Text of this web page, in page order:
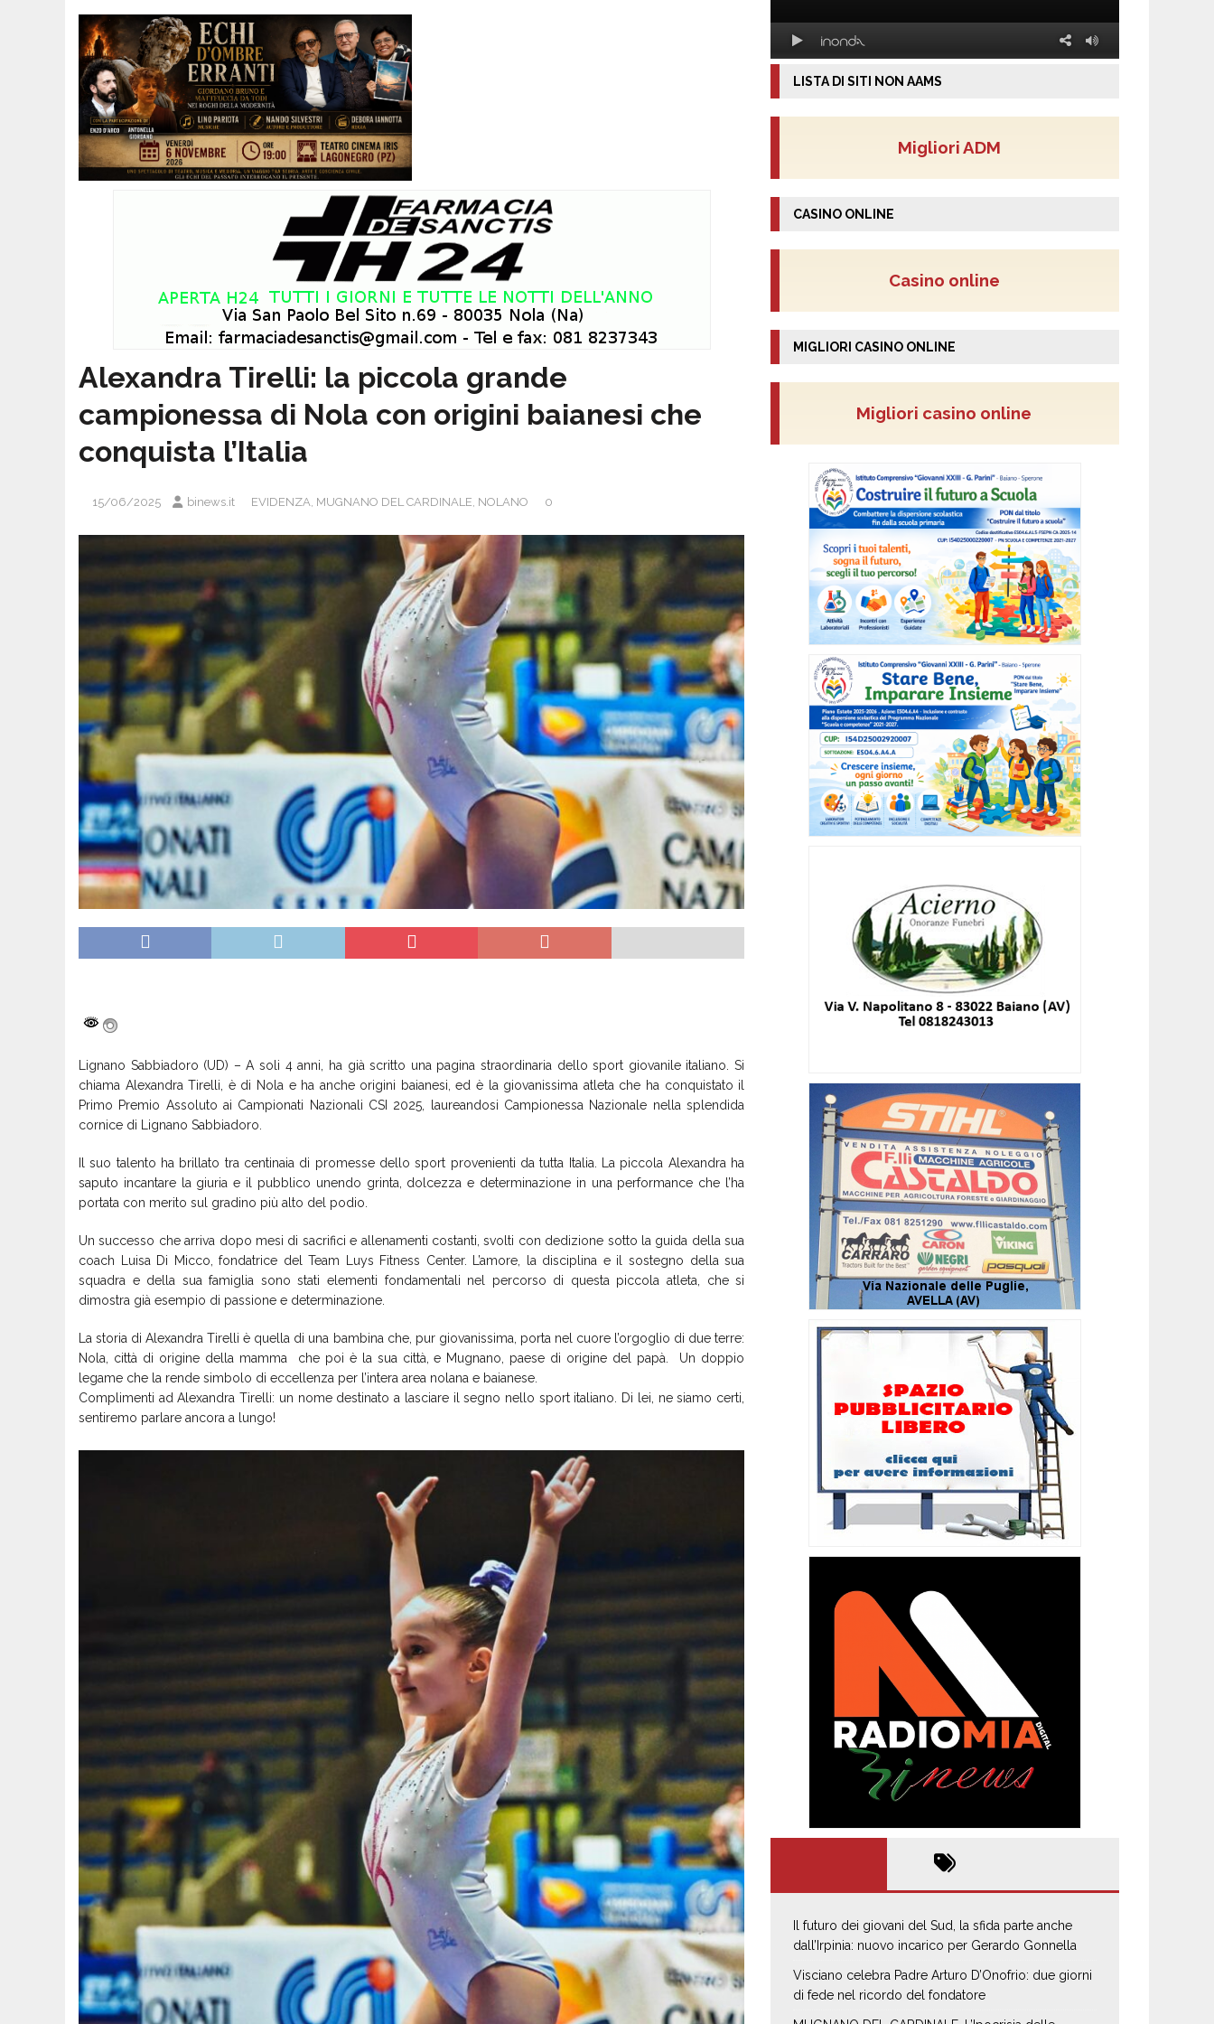
Alexandra Tirelli: la piccola grande
campionessa di Nola con origini baianesi che
conquista l’Italia
15/06/2025 binews.it EVIDENZA, MUGNANO DEL CARDINALE, NOLANO 0
Lignano Sabbiadoro (UD) – A soli 4 anni, ha già scritto una pagina straordinaria dello sport giovanile italiano. Si
chiama Alexandra Tirelli, è di Nola e ha anche origini baianesi, ed è la giovanissima atleta che ha conquistato il
Primo Premio Assoluto ai Campionati Nazionali CSI 2025, laureandosi Campionessa Nazionale nella splendida
cornice di Lignano Sabbiadoro.
Il suo talento ha brillato tra centinaia di promesse dello sport provenienti da tutta Italia. La piccola Alexandra ha
saputo incantare la giuria e il pubblico unendo grinta, dolcezza e determinazione in una performance che l’ha
portata con merito sul gradino più alto del podio.
Un successo che arriva dopo mesi di sacrifici e allenamenti costanti, svolti con dedizione sotto la guida della sua
coach Luisa Di Micco, fondatrice del Team Luys Fitness Center. L’amore, la disciplina e il sostegno della sua
squadra e della sua famiglia sono stati elementi fondamentali nel percorso di questa piccola atleta, che si
dimostra già esempio di passione e determinazione.
La storia di Alexandra Tirelli è quella di una bambina che, pur giovanissima, porta nel cuore l’orgoglio di due terre:
Nola, città di origine della mamma che poi è la sua città, e Mugnano, paese di origine del papà. Un doppio
legame che la rende simbolo di eccellenza per l’intera area nolana e baianese.
Complimenti ad Alexandra Tirelli: un nome destinato a lasciare il segno nello sport italiano. Di lei, ne siamo certi,
sentiremo parlare ancora a lungo!
LISTA DI SITI NON AAMS
Migliori ADM
CASINO ONLINE
Casino online
MIGLIORI CASINO ONLINE
Migliori casino online
Il futuro dei giovani del Sud, la sfida parte anche
dall’Irpinia: nuovo incarico per Gerardo Gonnella
Visciano celebra Padre Arturo D’Onofrio: due giorni
di fede nel ricordo del fondatore